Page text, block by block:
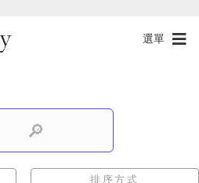
選單
排序方式